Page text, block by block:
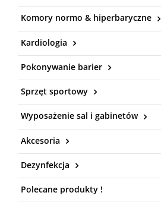
Komory normo & hiperbaryczne
Kardiologia
Pokonywanie barier
Sprzęt sportowy
Wyposażenie sal i gabinetów
Akcesoria
Dezynfekcja
Polecane produkty !